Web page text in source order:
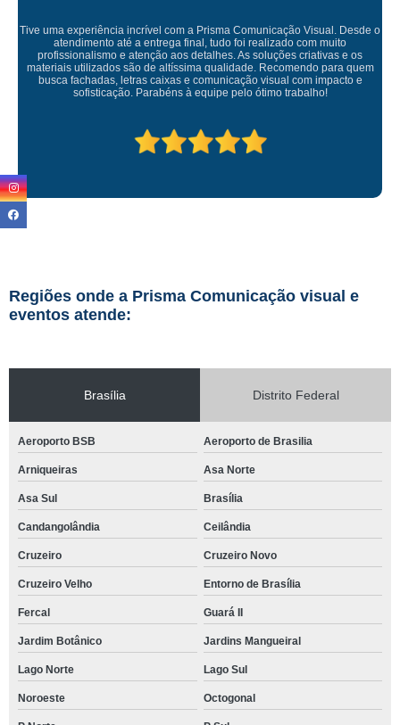
Visual. Desde o
realizado com muito
soluções criativas e os
Recomendo para quem
visual com impacto e
ótimo trabalho!
Empresa maravilhosa, entregue antes
ficou perfeita, indico de
Regiões onde a Prisma Comunicação visual e
eventos atende:
Brasília Distrito Federal
Aeroporto BSB Aeroporto de Brasilia
Arniqueiras Asa Norte
Asa Sul Brasília
Candangolândia Ceilândia
Cruzeiro Cruzeiro Novo
Cruzeiro Velho Entorno de Brasília
Fercal Guará II
Jardim Botânico Jardins Mangueiral
Lago Norte Lago Sul
Noroeste Octogonal